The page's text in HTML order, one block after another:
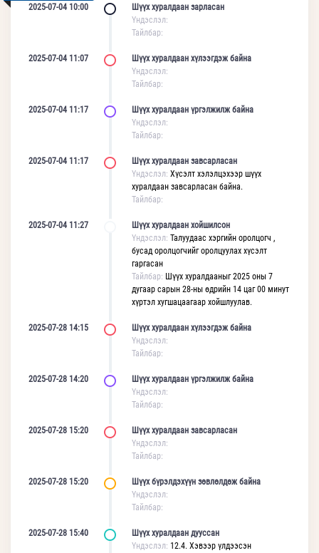
2025-07-04 10:00
Шүүх хуралдаан зарласан
Үндэслэл:
Тайлбар:
2025-07-04 11:07
Шүүх хуралдаан хүлээгдэж байна
Үндэслэл:
Тайлбар:
2025-07-04 11:17
Шүүх хуралдаан үргэлжилж байна
Үндэслэл:
Тайлбар:
2025-07-04 11:17
Шүүх хуралдаан завсарласан
Үндэслэл: Хүсэлт хэлэлцэхээр шүүх
хуралдаан завсарласан байна.
Тайлбар:
2025-07-04 11:27
Шүүх хуралдаан хойшилсон
Үндэслэл: Талуудаас хэргийн оролцогч ,
бусад оролцогчийг оролцуулах хүсэлт
гаргасан
Тайлбар: Шүүх хуралдааныг 2025 оны 7
дугаар сарын 28-ны өдрийн 14 цаг 00 минут
хүртэл хугшацаагаар хойшлуулав.
2025-07-28 14:15
Шүүх хуралдаан хүлээгдэж байна
Үндэслэл:
Тайлбар:
2025-07-28 14:20
Шүүх хуралдаан үргэлжилж байна
Үндэслэл:
Тайлбар:
2025-07-28 15:20
Шүүх хуралдаан завсарласан
Үндэслэл:
Тайлбар:
2025-07-28 15:20
Шүүх бүрэлдэхүүн зөвлөлдөж байна
Үндэслэл:
Тайлбар:
2025-07-28 15:40
Шүүх хуралдаан дууссан
Үндэслэл: 12.4. Хэвээр үлдээсэн